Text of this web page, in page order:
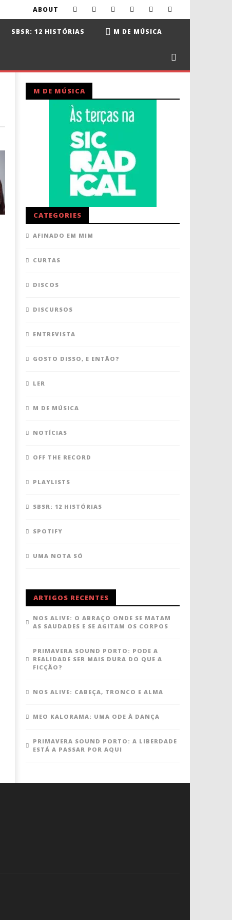
ABOUT
SBSR: 12 HISTÓRIAS M DE MÚSICA
M DE MÚSICA
CATEGORIES
AFINADO EM MIM
CURTAS
DISCOS
DISCURSOS
ENTREVISTA
GOSTO DISSO, E ENTÃO?
LER
M DE MÚSICA
NOTÍCIAS
OFF THE RECORD
PLAYLISTS
SBSR: 12 HISTÓRIAS
SPOTIFY
UMA NOTA SÓ
ARTIGOS RECENTES
NOS ALIVE: O ABRAÇO ONDE SE MATAM
AS SAUDADES E SE AGITAM OS CORPOS
PRIMAVERA SOUND PORTO: PODE A
REALIDADE SER MAIS DURA DO QUE A
FICÇÃO?
NOS ALIVE: CABEÇA, TRONCO E ALMA
MEO KALORAMA: UMA ODE À DANÇA
PRIMAVERA SOUND PORTO: A LIBERDADE
ESTÁ A PASSAR POR AQUI